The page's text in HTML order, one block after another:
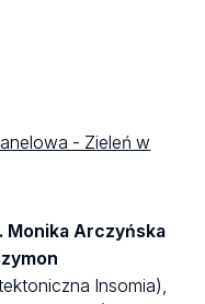
- Zieleń w
Monika Arczyńska
Insomia),